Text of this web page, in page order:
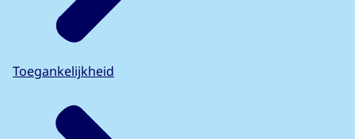
Toegankelijkheid